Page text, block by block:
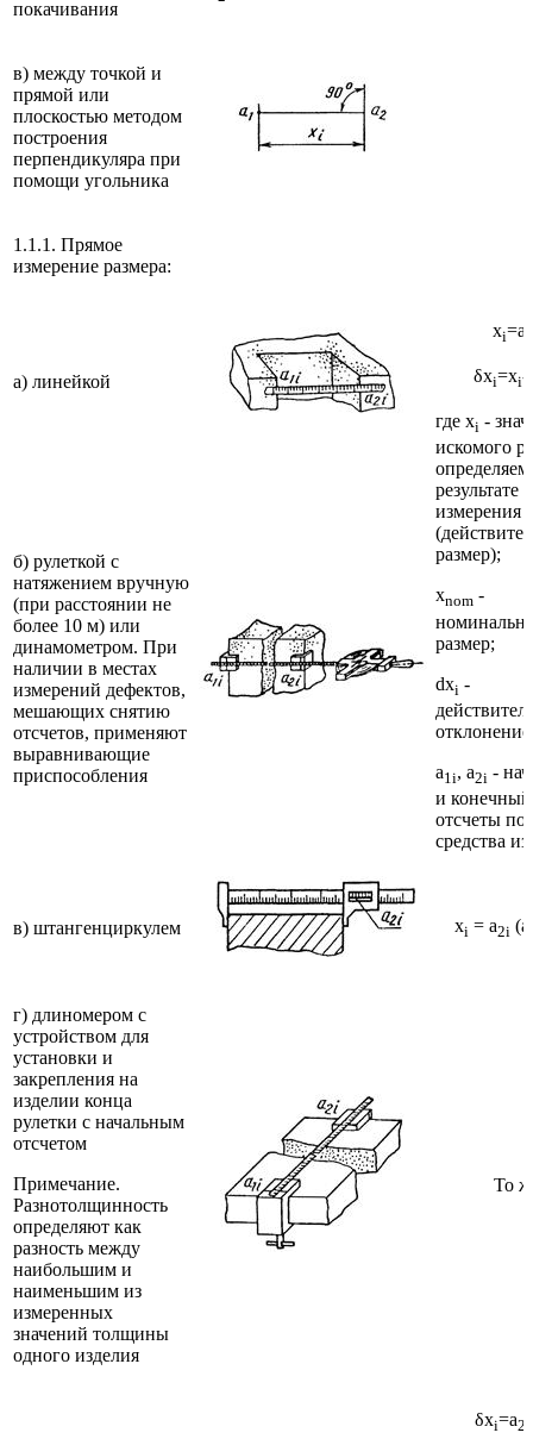
покачивания
в) между точкой и
прямой или
плоскостью методом
построения
перпендикуляра при
помощи угольника
1.1.1. Прямое
измерение размера:
а) линейкой
xi=a
δxi=xi-
где xi -
искомого
результате
измерения
размер);
xnom -
размер;
dxi -
a1i, a2i -
и конечный
отсчеты по
средства
б) рулеткой с
натяжением вручную
(при расстоянии не
более 10 м) или
динамометром. При
наличии в местах
измерений дефектов,
мешающих снятию
отсчетов, применяют
выравнивающие
приспособления
в) штангенциркулем xi = a2i (a
г) длиномером с
устройством для
установки и
закрепления на
изделии конца
рулетки с начальным
отсчетом
Примечание.
Разнотолщинность
определяют как
разность между
наибольшим и
наименьшим из
измеренных
значений толщины
одного изделия
То
δxi=a2i